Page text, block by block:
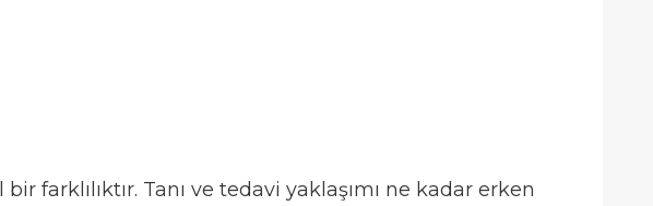
farklılıktır. Tanı ve tedavi yaklaşımı ne kadar erken